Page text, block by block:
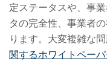
定ステータスや、事
タの完全性、事業者
ります。大変複雑な問
関するホワイトペー